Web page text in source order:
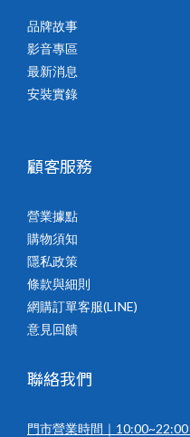
品牌故事
影音專區
最新消息
安裝實錄
顧客服務
營業據點
購物須知
隱私政策
條款與細則
網購訂單客服(LINE)
意見回饋
聯絡我們
門市營業時間｜10:00~22:00